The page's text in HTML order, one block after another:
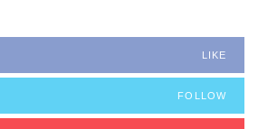
LIKE
FOLLOW